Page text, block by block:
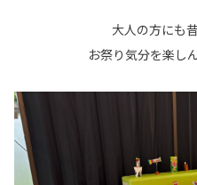
大人の方にも
お祭り気分を楽し